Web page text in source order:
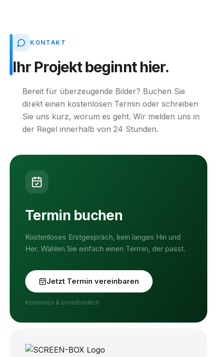
KONTAKT
Ihr Projekt beginnt hier.
Bereit für überzeugende Bilder? Buchen Sie
direkt einen kostenlosen Termin oder schreiben
Sie uns kurz, worum es geht. Wir melden uns in
der Regel innerhalb von 24 Stunden.
Termin buchen
Kostenloses Erstgespräch, kein langes Hin und
Her. Wählen Sie einfach einen Termin, der passt.
Jetzt Termin vereinbaren
Kostenlos & unverbindlich